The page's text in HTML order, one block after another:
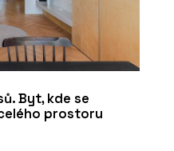
Byt, kde se
prostoru